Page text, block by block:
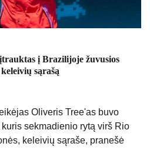
į Brazilijoje žuvusios
sąrašą
Oliveris Tree'as buvo
sekmadienio rytą virš Rio
keleivių sąraše, pranešė